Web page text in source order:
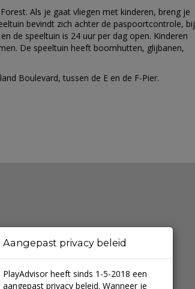
Als je gaat vliegen met kinderen, breng je
bevindt zich achter de paspoortcontrole, bij
de speeltuin is 24 uur per dag open. Kinderen
De speeltuin heeft boomhutten, glijbanen,
Boulevard, tussen de E en de F-Pier.
Aangepast privacy beleid
PlayAdvisor heeft sinds 1-5-2018 een
aangepast privacy beleid. Wanneer je